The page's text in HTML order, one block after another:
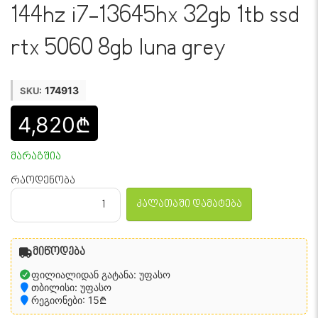
144hz i7-13645hx 32gb 1tb ssd
rtx 5060 8gb luna grey
SKU: 174913
4,820₾
მარაგშია
რაოდენობა
კალათაში დამატება
მიწოდება
ფილიალიდან გატანა: უფასო
თბილისი: უფასო
რეგიონები: 15₾